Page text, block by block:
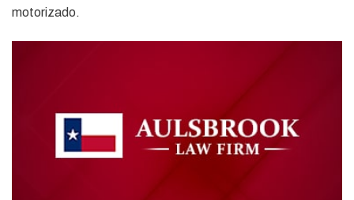
motorizado.